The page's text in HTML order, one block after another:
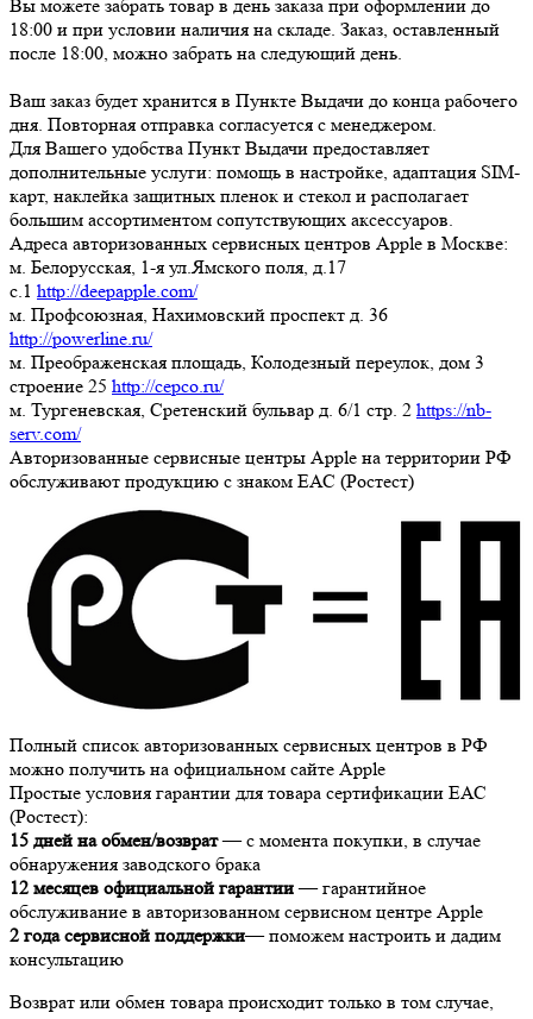
Вы можете забрать товар в день заказа при оформлении до
18:00 и при условии наличия на складе. Заказ, оставленный
после 18:00, можно забрать на следующий день.
Ваш заказ будет хранится в Пункте Выдачи до конца рабочего
дня. Повторная отправка согласуется с менеджером.
Для Вашего удобства Пункт Выдачи предоставляет
дополнительные услуги: помощь в настройке, адаптация SIM-
карт, наклейка защитных пленок и стекол и располагает
большим ассортиментом сопутствующих аксессуаров.
Адреса авторизованных сервисных центров Apple в Москве:
м. Белорусская, 1-я ул.Ямского поля, д.17
c.1 http://deepapple.com/
м. Профсоюзная, Нахимовский проспект д. 36
http://powerline.ru/
м. Преображенская площадь, Колодезный переулок, дом 3
строение 25 http://cepco.ru/
м. Тургеневская, Сретенский бульвар д. 6/1 стр. 2 https://nb-
serv.com/
Авторизованные сервисные центры Apple на территории РФ
обслуживают продукцию с знаком ЕАС (Ростест)
Полный список авторизованных сервисных центров в РФ
можно получить на официальном сайте Apple
Простые условия гарантии для товара сертификации ЕАС
(Ростест):
15 дней на обмен/возврат— с момента покупки, в случае
обнаружения заводского брака
12 месяцев официальной гарантии— гарантийное
обслуживание в авторизованном сервисном центре Apple
2 года сервисной поддержки— поможем настроить и дадим
консультацию
Возврат или обмен товара происходит только в том случае,